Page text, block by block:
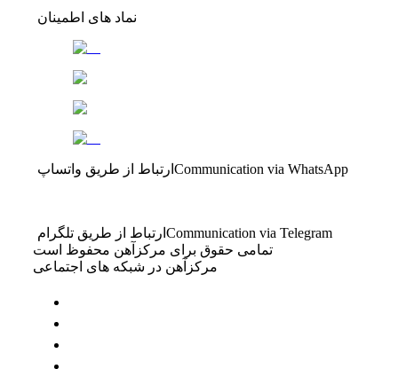
نماد های اطمینان
ارتباط از طریق واتساپ Communication via WhatsApp
ارتباط از طریق تلگرام Communication via Telegram
تمامی حقوق برای مرکزآهن محفوظ است
مرکزآهن در شبکه های اجتماعی